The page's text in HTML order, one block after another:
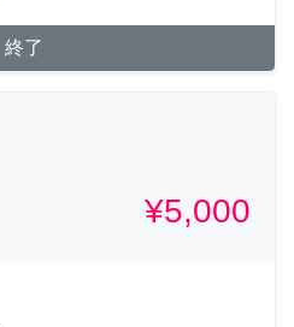
終了
¥5,000